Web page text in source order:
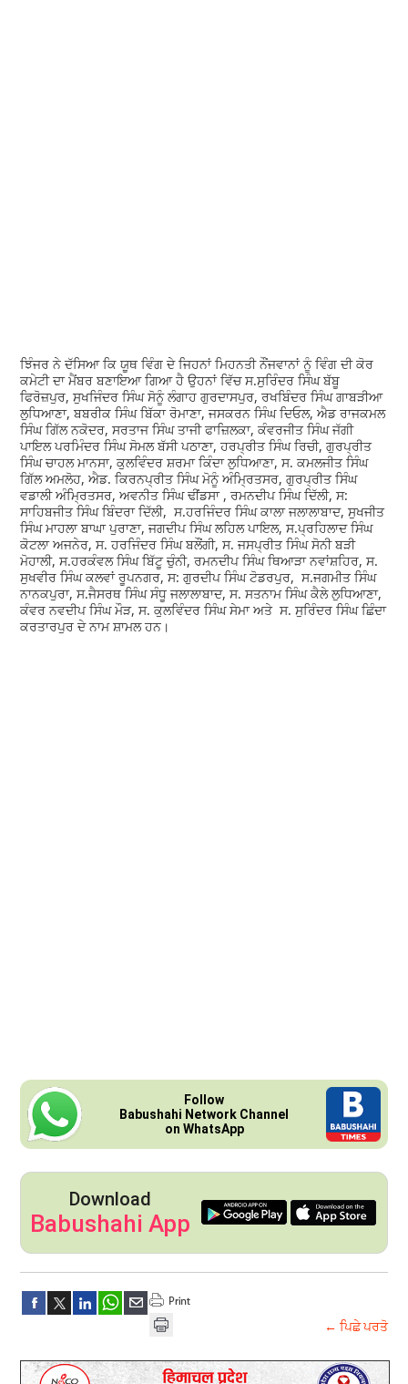
ਝਿੰਜਰ ਨੇ ਦੱਸਿਆ ਕਿ ਯੂਥ ਵਿੰਗ ਦੇ ਜਿਹਨਾਂ ਮਿਹਨਤੀ ਨੌਂਜਵਾਨਾਂ ਨੂੰ ਵਿੰਗ ਦੀ ਕੋਰ
ਕਮੇਟੀ ਦਾ ਮੈਂਬਰ ਬਣਾਇਆ ਗਿਆ ਹੈ ਉਹਨਾਂ ਵਿੱਚ ਸ.ਸੁਰਿੰਦਰ ਸਿੰਘ ਬੱਬੂ
ਫਿਰੋਜ਼ਪੁਰ, ਸੁਖਜਿੰਦਰ ਸਿੰਘ ਸੋਨੂੰ ਲੰਗਾਹ ਗੁਰਦਾਸਪੁਰ, ਰਖਬਿੰਦਰ ਸਿੰਘ ਗਾਬੜੀਆ
ਲੁਧਿਆਣਾ, ਬਬਰੀਕ ਸਿੰਘ ਬਿੱਕਾ ਰੋਮਾਣਾ, ਜਸਕਰਨ ਸਿੰਘ ਦਿਓਲ, ਐਡ ਰਾਜਕਮਲ
ਸਿੰਘ ਗਿੱਲ ਨਕੋਦਰ, ਸਰਤਾਜ ਸਿੰਘ ਤਾਜੀ ਫਾਜ਼ਿਲਕਾ, ਕੰਵਰਜੀਤ ਸਿੰਘ ਜੱਗੀ
ਪਾਇਲ ਪਰਮਿੰਦਰ ਸਿੰਘ ਸੋਮਲ ਬੱਸੀ ਪਠਾਣਾ, ਹਰਪ੍ਰੀਤ ਸਿੰਘ ਰਿਚੀ, ਗੁਰਪ੍ਰੀਤ
ਸਿੰਘ ਚਾਹਲ ਮਾਨਸਾ, ਕੁਲਵਿੰਦਰ ਸ਼ਰਮਾ ਕਿੰਦਾ ਲੁਧਿਆਣਾ, ਸ. ਕਮਲਜੀਤ ਸਿੰਘ
ਗਿੱਲ ਅਮਲੋਹ, ਐਡ. ਕਿਰਨਪ੍ਰੀਤ ਸਿੰਘ ਮੋਨੂੰ ਅੰਮ੍ਰਿਤਸਰ, ਗੁਰਪ੍ਰੀਤ ਸਿੰਘ
ਵਡਾਲੀ ਅੰਮ੍ਰਿਤਸਰ, ਅਵਨੀਤ ਸਿੰਘ ਢੀਂਡਸਾ , ਰਮਨਦੀਪ ਸਿੰਘ ਦਿੱਲੀ, ਸ:
ਸਾਹਿਬਜੀਤ ਸਿੰਘ ਬਿੰਦਰਾ ਦਿੱਲੀ, ਸ.ਹਰਜਿੰਦਰ ਸਿੰਘ ਕਾਲਾ ਜਲਾਲਾਬਾਦ, ਸੁਖਜੀਤ
ਸਿੰਘ ਮਾਹਲਾ ਬਾਘਾ ਪੁਰਾਣਾ, ਜਗਦੀਪ ਸਿੰਘ ਲਹਿਲ ਪਾਇਲ, ਸ.ਪ੍ਰਹਿਲਾਦ ਸਿੰਘ
ਕੋਟਲਾ ਅਜਨੇਰ, ਸ. ਹਰਜਿੰਦਰ ਸਿੰਘ ਬਲੌਂਗੀ, ਸ. ਜਸਪ੍ਰੀਤ ਸਿੰਘ ਸੋਨੀ ਬੜੀ
ਮੋਹਾਲੀ, ਸ.ਹਰਕੰਵਲ ਸਿੰਘ ਬਿੱਟੂ ਚੁੰਨੀ, ਰਮਨਦੀਪ ਸਿੰਘ ਥਿਆੜਾ ਨਵਾਂਸ਼ਹਿਰ, ਸ.
ਸੁਖਵੀਰ ਸਿੰਘ ਕਲਵਾਂ ਰੂਪਨਗਰ, ਸ: ਗੁਰਦੀਪ ਸਿੰਘ ਟੋਡਰਪੁਰ, ਸ.ਜਗਮੀਤ ਸਿੰਘ
ਨਾਨਕਪੁਰਾ, ਸ.ਜੈਸਰਥ ਸਿੰਘ ਸੰਧੂ ਜਲਾਲਾਬਾਦ, ਸ. ਸਤਨਾਮ ਸਿੰਘ ਕੈਲੇ ਲੁਧਿਆਣਾ,
ਕੰਵਰ ਨਵਦੀਪ ਸਿੰਘ ਮੌੜ, ਸ. ਕੁਲਵਿੰਦਰ ਸਿੰਘ ਸੇਮਾ ਅਤੇ ਸ. ਸੁਰਿੰਦਰ ਸਿੰਘ ਛਿੰਦਾ
ਕਰਤਾਰਪੁਰ ਦੇ ਨਾਮ ਸ਼ਾਮਲ ਹਨ।
Follow
Babushahi Network Channel
on WhatsApp
Download
Babushahi App
← ਪਿਛੇ ਪਰਤੋ